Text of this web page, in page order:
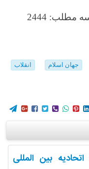
مطلب: 2444
جهان اسلام
انقلاب
       
اتحادیه بین المللی